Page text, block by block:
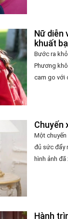
Nữ diễn
khuất
Bước ra
Phương
cam go với
Chuyến
Một
đủ sức đẩy
hình ảnh
Hành